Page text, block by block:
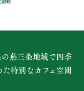
燕三条地域で四季
特別なカフェ空間